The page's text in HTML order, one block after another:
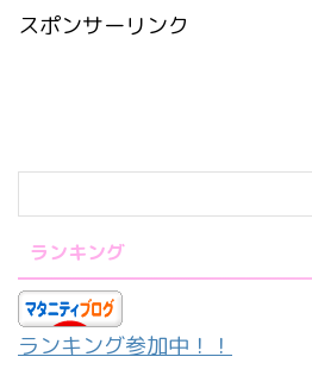
スポンサーリンク
ランキング
ランキング参加中！！